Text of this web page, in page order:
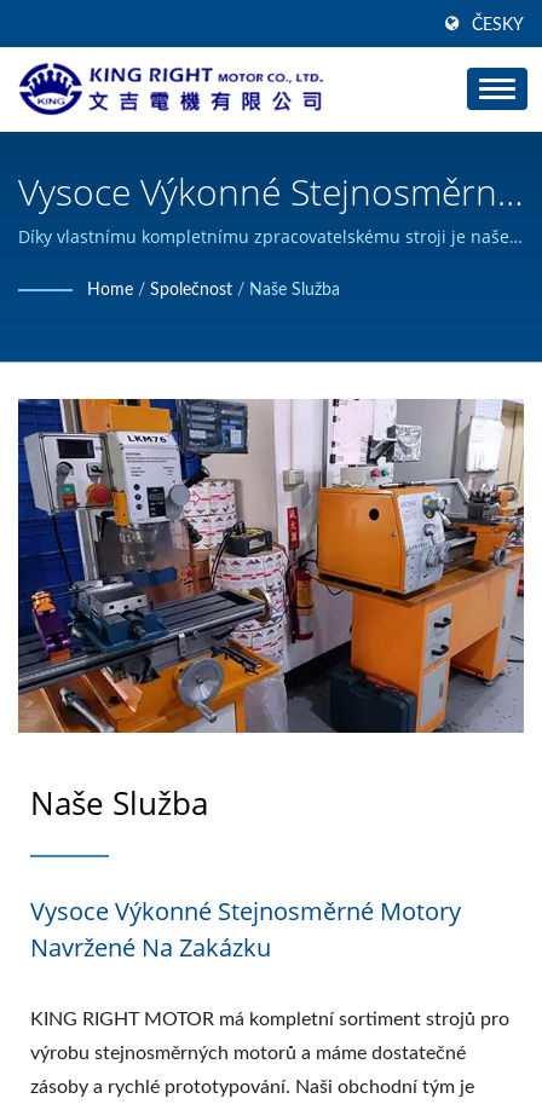
ČESKY
Vysoce Výkonné Stejnosměrné
Motory Navržené Na Zakázku/
Silent Gear & Worm Gear -
Díky vlastnímu kompletnímu zpracovatelskému stroji je naše
vyrobit vlastní produkty stejnosměrných motorů a získal
Home / Společnost / Naše Služba
Naše Služba
Vysoce Výkonné Stejnosměrné Motory
Navržené Na Zakázku
KING RIGHT MOTOR má kompletní sortiment strojů pro
výrobu stejnosměrných motorů a máme dostatečné
zásoby a rychlé prototypování. Naši obchodní tým je